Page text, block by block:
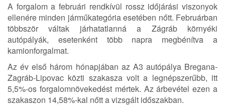
A forgalom a februári rendkívül rossz időjárási viszonyok
ellenére minden járműkategória esetében nőtt. Februárban
többször váltak járhatatlanná a Zágráb környéki
autópályák, esetenként több napra megbénítva a
kamionforgalmat.
Az év első három hónapjában az A3 autópálya Bregana-
Zagráb-Lipovac közti szakasza volt a legnépszerűbb, itt
5,5%-os forgalomnövekedést mértek. Az árbevétel ezen a
szakaszon 14,58%-kal nőtt a vizsgált időszakban.